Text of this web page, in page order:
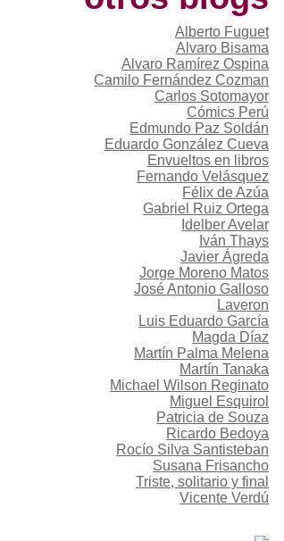
Alberto Fuguet
Alvaro Bisama
Alvaro Ramírez Ospina
Camilo Fernández Cozman
Carlos Sotomayor
Cómics Perú
Edmundo Paz Soldán
Eduardo González Cueva
Envueltos en libros
Fernando Velásquez
Félix de Azúa
Gabriel Ruiz Ortega
Idelber Avelar
Iván Thays
Javier Ágreda
Jorge Moreno Matos
José Antonio Galloso
Laveron
Luis Eduardo García
Magda Díaz
Martín Palma Melena
Martín Tanaka
Michael Wilson Reginato
Miguel Esquirol
Patricia de Souza
Ricardo Bedoya
Rocío Silva Santisteban
Susana Frisancho
Triste, solitario y final
Vicente Verdú